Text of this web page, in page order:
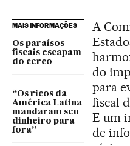
MAIS INFORMAÇÕES
Os paraísos
fiscais escapam
do cerco
“Os ricos da
América Latina
mandaram seu
dinheiro para
fora”
A
do
para
fiscal
E um
de